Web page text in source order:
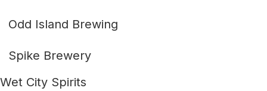
Odd Island Brewing
Spike Brewery
Wet City Spirits